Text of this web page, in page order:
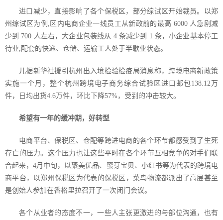
进口减少，直接影响了各个保税区，部分综试区开始裁员。以郑
州综试区为例 , 区内电商企业一线员工从新政前的最高 6000 人急剧减
少到 700 人左右，大企业包装线从 4 条减少到 1 条，小企业基本停工
待业,配套的快递、仓储、运输工人处于半歇业状态。
儿据新华社援引杭州出入境检验检疫局消息称，跨境电商新政策
实施一个月，整个杭州跨境电子商务综合试验区进口邮包138.12 万
件，日均出货4.6万件，环比下降57%，受到的冲击较大。
希望有一年的缓冲期，好转型
电商平台、保税区、仓配等跨进电商的各个环节都感受到了生死
存亡的压力。这个压力也让这些平时在各个环节互相竞争的对手们联
合起来，4月中旬，以聚美优品、蜜芽宝贝、小红书等为代表的跨境电
商平台，以郑州保税区为代表的保税区，菜鸟物流都派出了高层甚至
是创始人参加在香格里拉召开了一次闭门会议。
各个从业者的态度不一，一些人主张更激进的与部位沟通，也有